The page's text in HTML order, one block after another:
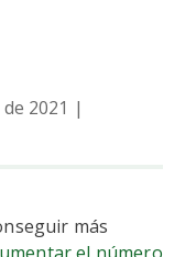
2021 |
más